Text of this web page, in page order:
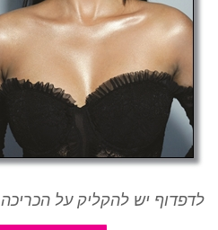
לדפדוף יש להקליק על הכריכה